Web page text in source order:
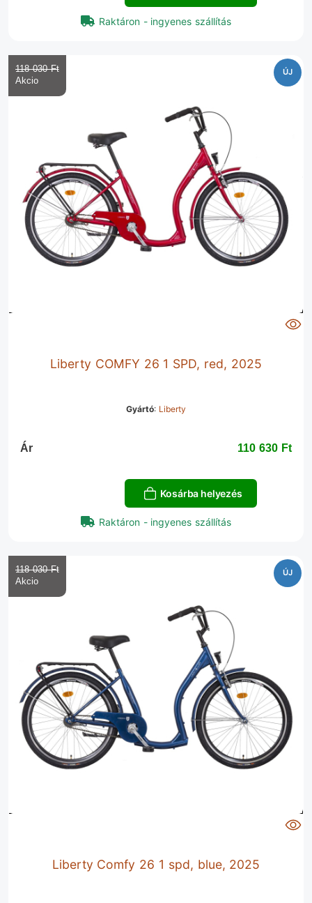
Raktáron - ingyenes szállítás
ÚJ
Liberty COMFY 26 1 SPD, red, 2025
Gyártó: Liberty
118 030 Ft‎
Ár 110 630 Ft‎
Kosárba helyezés
Raktáron - ingyenes szállítás
ÚJ
Liberty Comfy 26 1 spd, blue, 2025
118 030 Ft‎